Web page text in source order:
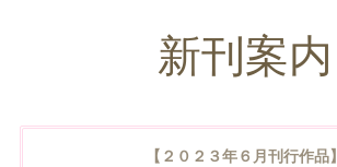
新刊案内
【２０２３年６月刊行作品】